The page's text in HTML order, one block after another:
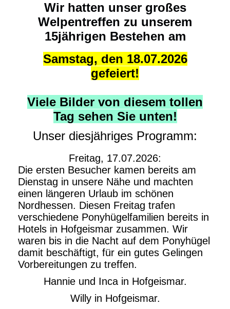
Wir hatten unser großes
Welpentreffen zu unserem
15jährigen Bestehen am
Samstag, den 18.07.2026
gefeiert!
Viele Bilder von diesem tollen
Tag sehen Sie unten!
Unser diesjähriges Programm:
Freitag, 17.07.2026:
Die ersten Besucher kamen bereits am
Dienstag in unsere Nähe und machten
einen längeren Urlaub im schönen
Nordhessen. Diesen Freitag trafen
verschiedene Ponyhügelfamilien bereits in
Hotels in Hofgeismar zusammen. Wir
waren bis in die Nacht auf dem Ponyhügel
damit beschäftigt, für ein gutes Gelingen
Vorbereitungen zu treffen.
Hannie und Inca in Hofgeismar.
Willy in Hofgeismar.